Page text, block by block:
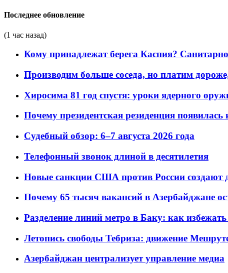
Последнее обновление
(1 час назад)
Кому принадлежат берега Каспия?
Производим больше соседа, но платим
Хиросима 81 год спустя: уроки ядерного
Почему президентская резиденция
Судебный обзор: 6–7 августа 2026 года
Телефонный звонок длиной в десятилетия
Новые санкции США против России создают
Почему 65 тысяч вакансий в Азербайджане
Разделение линий метро в Баку: как
Летопись свободы Тебриза: движение
Азербайджан централизует управление медиа